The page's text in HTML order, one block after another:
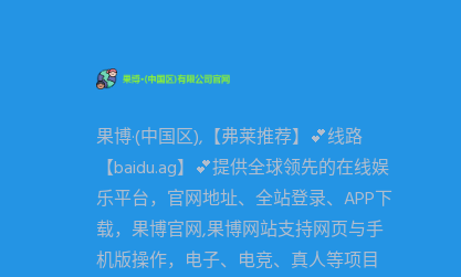
果博·(中国区),【弗莱推荐】💕线路
【baidu.ag】💕提供全球领先的在线娱
乐平台，官网地址、全站登录、APP下
载，果博官网,果博网站支持网页与手
机版操作，电子、电竞、真人等项目